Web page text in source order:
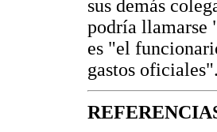
sus demás
podría llamarse
es "el
gastos oficiales".